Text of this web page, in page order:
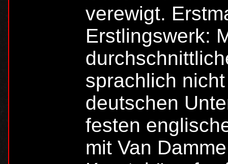
verewigt.
Erstlingswerk:
sprachlich
deutschen
festen
mit Van